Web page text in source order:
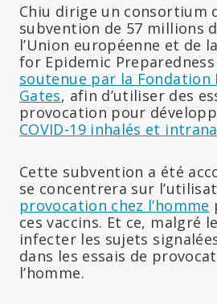
Chiu dirige un consortium
subvention de 57 millions
l’Union européenne et de
for Epidemic
soutenue par la Fondation
Gates, afin d’utiliser des
provocation pour
COVID-19 inhalés et
Cette subvention a été
se concentrera sur
provocation chez l’homme
ces vaccins. Et ce, malgré
infecter les sujets
dans les essais de
l’homme.